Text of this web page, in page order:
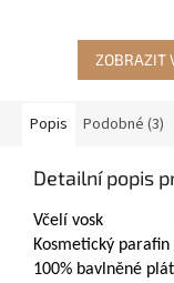
ZOBRAZIT
Popis Podobné (3)
Detailní popis
Včelí vosk
Kosmetický
100% bavlněné